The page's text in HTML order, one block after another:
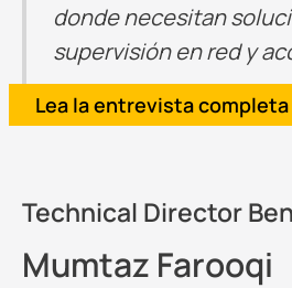
donde necesitan
supervisión en red y
Lea la entrevista
Technical Director
Mumtaz Farooqi